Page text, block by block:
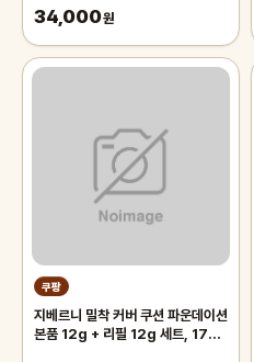
34,000원
쿠팡
지베르니 밀착 커버 쿠션 파운데이션
본품 12g + 리필 12g 세트, 17C